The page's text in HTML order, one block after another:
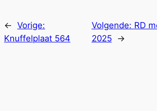
← Vorige:
Knuffelplaat 564
Volgende: RD
2025
→